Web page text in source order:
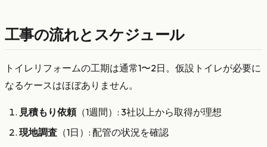
工事の流れとスケジュール
トイレリフォームの工期は通常1〜2日。仮設トイレが必要に
なるケースはほぼありません。
見積もり依頼（1週間）: 3社以上から取得が理想
現地調査 （1日）: 配管の状況を確認